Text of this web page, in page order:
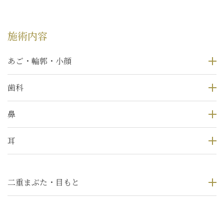
施術内容
あご・輪郭・小顔
歯科
鼻
耳
二重まぶた・目もと